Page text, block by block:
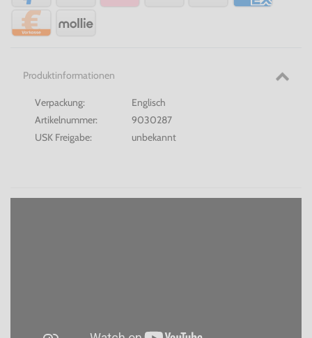
Produktinformationen
Verpackung:
Englisch
Artikelnummer:
9030287
USK Freigabe:
unbekannt